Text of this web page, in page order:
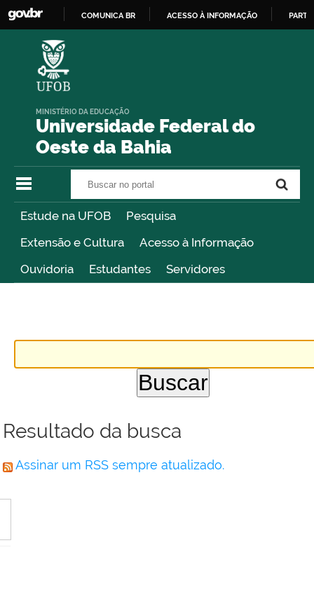
COMUNICA BR ACESSO À INFORMAÇÃO
Universidade Federal do
Oeste da Bahia
MINISTÉRIO DA EDUCAÇÃO
Estude na UFOB
Pesquisa
Extensão e Cultura
Acesso à Informação
Ouvidoria
Estudantes Servidores
Resultado da busca
Assinar um RSS sempre atualizado.